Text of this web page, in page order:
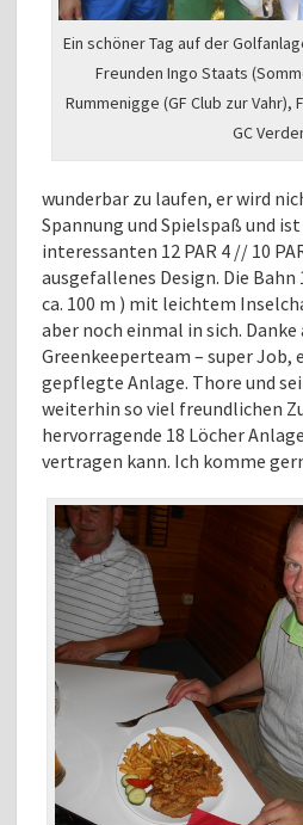
Ein schöner Tag auf der
Freunden Ingo Staats
Rummenigge (GF Club zur Vahr),
GC
wunderbar zu laufen, er wird
Spannung und Spielspaß und
interessanten 12 PAR 4 // 10
ausgefallenes Design. Die Bahn
ca. 100 m ) mit leichtem
aber noch einmal in sich. Danke
Greenkeeperteam – super Job,
gepflegte Anlage. Thore und
weiterhin so viel freundlichen
hervorragende 18 Löcher
vertragen kann. Ich komme